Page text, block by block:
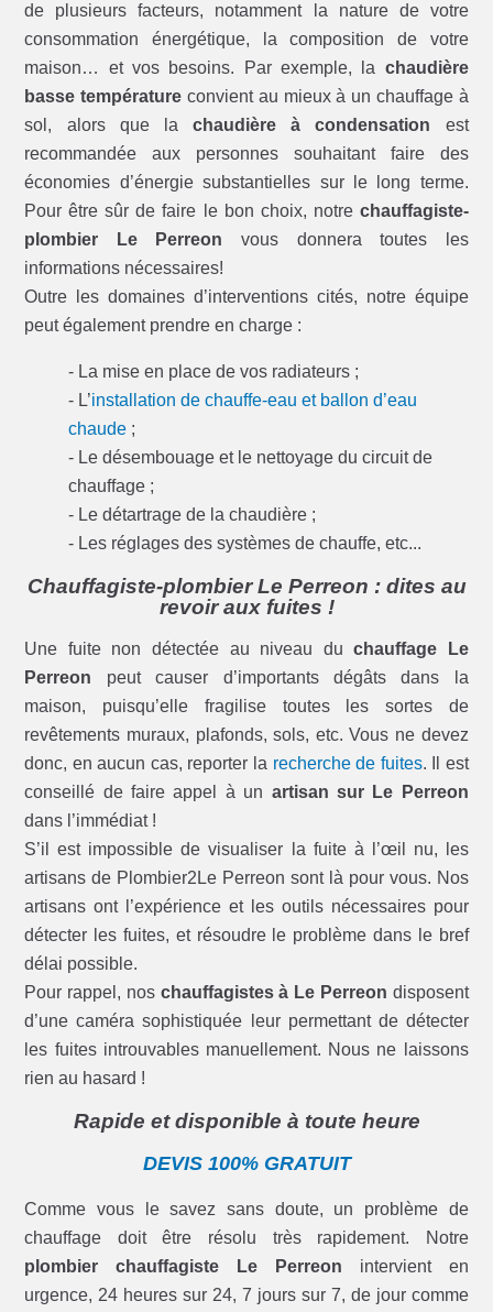
de plusieurs facteurs, notamment la nature de votre
consommation énergétique, la composition de votre
maison… et vos besoins. Par exemple, la chaudière
basse température convient au mieux à un chauffage à
sol, alors que lachaudière à condensation est
recommandée aux personnes souhaitant faire des
économies d’énergie substantielles sur le long terme.
Pour être sûr de faire le bon choix, notre chauffagiste-
plombier Le Perreon vous donnera toutes les
informations nécessaires!
Outre les domaines d’interventions cités, notre équipe
peut également prendre en charge :
- La mise en place de vos radiateurs ;
- L’installation de chauffe-eau et ballon d’eau
chaude ;
- Le désembouage et le nettoyage du circuit de
chauffage ;
- Le détartrage de la chaudière ;
- Les réglages des systèmes de chauffe, etc...
Chauffagiste-plombier Le Perreon : dites au
revoir aux fuites !
Une fuite non détectée au niveau duchauffage Le
Perreon peut causer d’importants dégâts dans la
maison, puisqu’elle fragilise toutes les sortes de
revêtements muraux, plafonds, sols, etc. Vous ne devez
donc, en aucun cas, reporter la recherche de fuites. Il est
conseillé de faire appel à un artisan sur Le Perreon
dans l’immédiat !
S’il est impossible de visualiser la fuite à l’œil nu, les
artisans de Plombier2Le Perreon sont là pour vous. Nos
artisans ont l’expérience et les outils nécessaires pour
détecter les fuites, et résoudre le problème dans le bref
délai possible.
Pour rappel, nos chauffagistes à Le Perreon disposent
d’une caméra sophistiquée leur permettant de détecter
les fuites introuvables manuellement. Nous ne laissons
rien au hasard !
Rapide et disponible à toute heure
DEVIS 100% GRATUIT
Comme vous le savez sans doute, un problème de
chauffage doit être résolu très rapidement. Notre
plombier chauffagiste Le Perreon intervient en
urgence, 24 heures sur 24, 7 jours sur 7, de jour comme